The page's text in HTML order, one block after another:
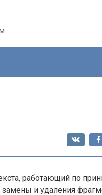
работающий по
замены и удаления